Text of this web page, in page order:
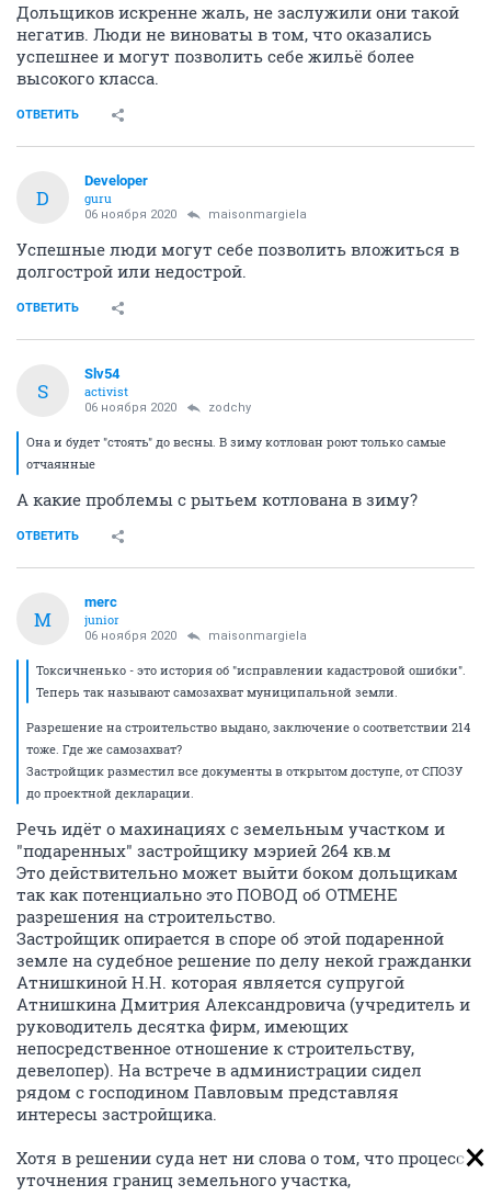
Дольщиков искренне жаль, не заслужили они такой
негатив. Люди не виноваты в том, что оказались
успешнее и могут позволить себе жильё более
высокого класса.
ОТВЕТИТЬ
D
Developer
guru
06 ноября 2020 maisonmargiela
Успешные люди могут себе позволить вложиться в
долгострой или недострой.
ОТВЕТИТЬ
S
Slv54
activist
06 ноября 2020 zodchy
Она и будет "стоять" до весны. В зиму котлован роют только самые
отчаянные
А какие проблемы с рытьем котлована в зиму?
ОТВЕТИТЬ
M
merc
junior
06 ноября 2020 maisonmargiela
Токсичненько - это история об "исправлении кадастровой ошибки".
Теперь так называют самозахват муниципальной земли.
Разрешение на строительство выдано, заключение о соответствии 214
тоже. Где же самозахват?
Застройщик разместил все документы в открытом доступе, от СПОЗУ
до проектной декларации.
Речь идёт о махинациях с земельным участком и
"подаренных" застройщику мэрией 264 кв.м
Это действительно может выйти боком дольщикам
так как потенциально это ПОВОД об ОТМЕНЕ
разрешения на строительство.
Застройщик опирается в споре об этой подаренной
земле на судебное решение по делу некой гражданки
Атнишкиной Н.Н. которая является супругой
Атнишкина Дмитрия Александровича (учредитель и
руководитель десятка фирм, имеющих
непосредственное отношение к строительству,
девелопер). На встрече в администрации сидел
рядом с господином Павловым представляя
интересы застройщика.
Хотя в решении суда нет ни слова о том, что процесс
уточнения границ земельного участка,